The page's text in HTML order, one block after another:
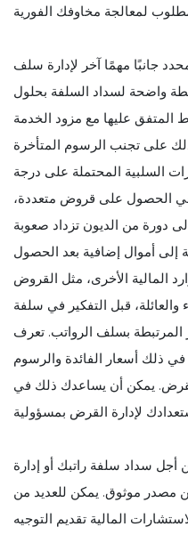
جانبًا مهمًا آخر لإدارة سلف
واضحة لسداد السلفة بحلول
المتفق عليها مع مزود الخدمة
على تجنب الرسوم المتأخرة
السلبية المحتملة على درجة
في الحصول على قروض متعددة،
دورة من الديون تزداد صعوبة
إلى أموال إضافية بعد الحصول
المالية الأخرى، مثل القروض
قبل التفكير في سلفة
بسلف الرواتب. تعرف
ذلك أسعار الفائدة والرسوم
يمكن أن يساعدك ذلك في
سداد سلفة راتبك أو إدارة
مصدر موثوق. يمكن للعديد من
المالية تقديم التوجيه